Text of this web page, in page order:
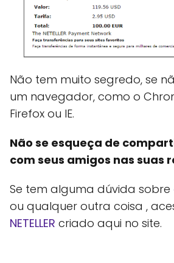
Não tem muito segredo, se
um navegador, como o
Firefox ou IE.
Não se esqueça de
com seus amigos nas suas
Se tem alguma dúvida sobre
ou qualquer outra coisa ,
NETELLER criado aqui no site.